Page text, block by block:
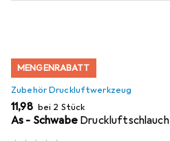
MENGENRABATT
Zubehör Druckluftwerkzeug
EUR
11,98 bei 2 Stück
As - Schwabe Druckluftschlauch